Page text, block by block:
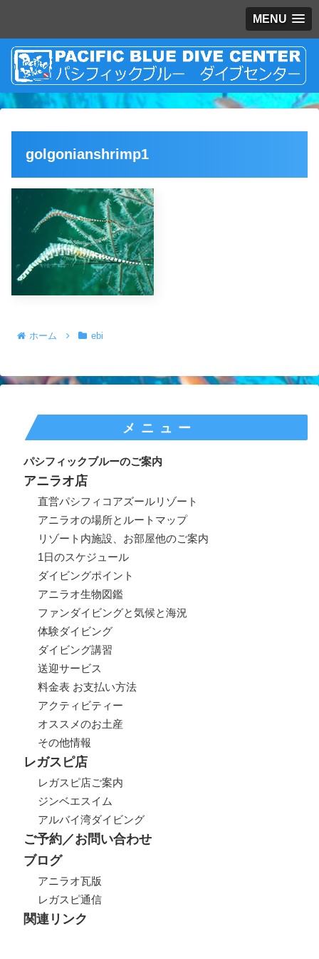
MENU
golgonianshrimp1
ホーム ebi
メニュー
パシフィックブルーのご案内
アニラオ店
直営パシフィコアズールリゾート
アニラオの場所とルートマップ
リゾート内施設、お部屋他のご案内
1日のスケジュール
ダイビングポイント
アニラオ生物図鑑
ファンダイビングと気候と海況
体験ダイビング
ダイビング講習
送迎サービス
料金表 お支払い方法
アクティビティー
オススメのお土産
その他情報
レガスピ店
レガスピ店ご案内
ジンベエスイム
アルバイ湾ダイビング
ご予約／お問い合わせ
ブログ
アニラオ瓦版
レガスピ通信
関連リンク